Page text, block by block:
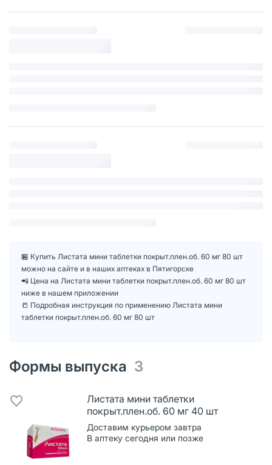
🏪 Купить Листата мини таблетки покрыт.плен.об. 60 мг 80 шт
можно на сайте и в наших аптеках в Пятигорске
📲 Цена на Листата мини таблетки покрыт.плен.об. 60 мг 80 шт
ниже в нашем приложении
📒 Подробная инструкция по применению Листата мини
таблетки покрыт.плен.об. 60 мг 80 шт
Формы выпуска 3
Листата мини таблетки
покрыт.плен.об. 60 мг 40 шт
Доставим курьером завтра
В аптеку сегодня или позже